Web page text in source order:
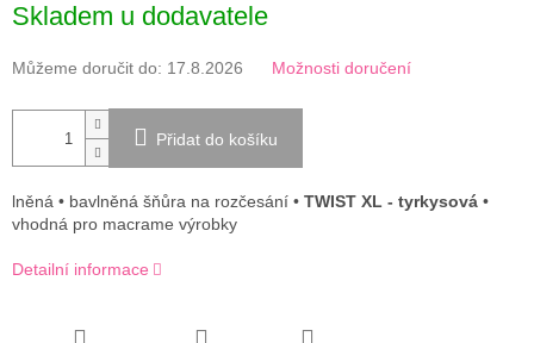
cena:
Skladem u dodavatele
Můžeme doručit do: 17.8.2026 Možnosti doručení
Přidat do košíku
lněná • bavlněná šňůra na rozčesání • TWIST XL - tyrkysová •
vhodná pro macrame výrobky
Detailní informace